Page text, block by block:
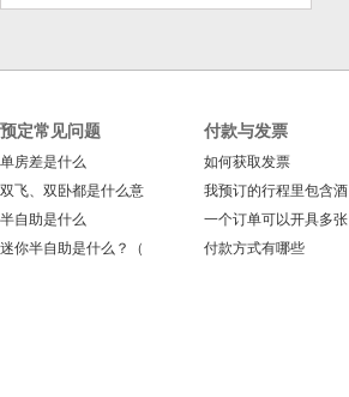
预定常见问题
单房差是什么
双飞、双卧都是什么意
半自助是什么
迷你半自助是什么？（
付款与发票
如何获取发票
我预订的行程里包含酒
一个订单可以开具多张
付款方式有哪些